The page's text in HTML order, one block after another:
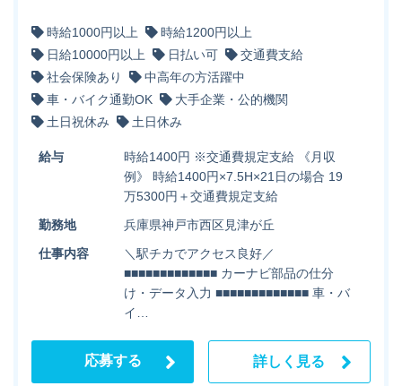
時給1000円以上
時給1200円以上
日給10000円以上
日払い可
交通費支給
社会保険あり
中高年の方活躍中
車・バイク通勤OK
大手企業・公的機関
土日祝休み
土日休み
給与
時給1400円 ※交通費規定支給 《月収
例》 時給1400円×7.5H×21日の場合 19
万5300円＋交通費規定支給
勤務地
兵庫県神戸市西区見津が丘
仕事内容
＼駅チカでアクセス良好／
■■■■■■■■■■■■■ カーナビ部品の仕分
け・データ入力 ■■■■■■■■■■■■■ 車・バ
イ…
応募する 詳しく見る